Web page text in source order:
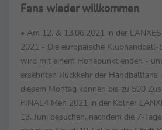
Fans wieder willkommen
• Am 12. & 13.06.2021 in der
2021 - Die europäische Klubhandball-
wird mit einem Höhepunkt enden -
ersehnten Rückkehr der Handballfans
diesem Montag können bis zu 500
FINAL4 Men 2021 in der Kölner
13. Juni besuchen, nachdem die 7-